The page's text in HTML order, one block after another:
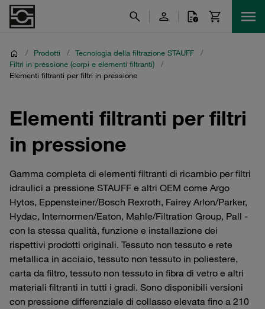
/ Prodotti / Tecnologia della filtrazione STAUFF
/
Filtri in pressione (corpi e elementi filtranti)
/
Elementi filtranti per filtri in pressione
Elementi filtranti per filtri
in pressione
Gamma completa di elementi filtranti di ricambio per filtri
idraulici a pressione STAUFF e altri OEM come Argo
Hytos, Eppensteiner/Bosch Rexroth, Fairey Arlon/Parker,
Hydac, Internormen/Eaton, Mahle/Filtration Group, Pall -
con la stessa qualità, funzione e installazione dei
rispettivi prodotti originali. Tessuto non tessuto e rete
metallica in acciaio, tessuto non tessuto in poliestere,
carta da filtro, tessuto non tessuto in fibra di vetro e altri
materiali filtranti in tutti i gradi. Sono disponibili versioni
con pressione differenziale di collasso elevata fino a 210